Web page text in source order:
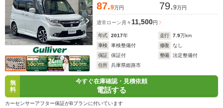
87.9万円 79.9万円
通常ローン 月々11,500円
年式 2017年 走行 7.9万km
車検
車検整備付 修復
なし
保証
保証付 整備
法定整備付
住所
兵庫県姫路市
無
料
今すぐ在庫確認・見積依頼
電話する
カーセンサーアフター保証がBプランに付いています